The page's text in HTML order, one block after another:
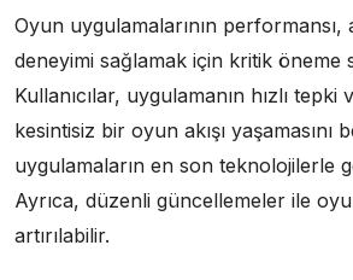
Oyun uygulamalarının performansı,
deneyimi sağlamak için kritik öneme
Kullanıcılar, uygulamanın hızlı tepki
kesintisiz bir oyun akışı yaşamasını
uygulamaların en son teknolojilerle
Ayrıca, düzenli güncellemeler ile
artırılabilir.